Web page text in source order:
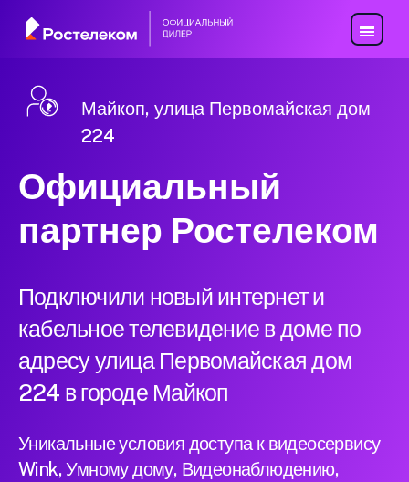
Майкоп, улица Первомайская дом
224
Официальный
партнер Ростелеком
Подключили новый интернет и
кабельное телевидение в доме по
адресу улица Первомайская дом
224 в городе Майкоп
Уникальные условия доступа к видеосервису
Wink, Умному дому, Видеонаблюдению,